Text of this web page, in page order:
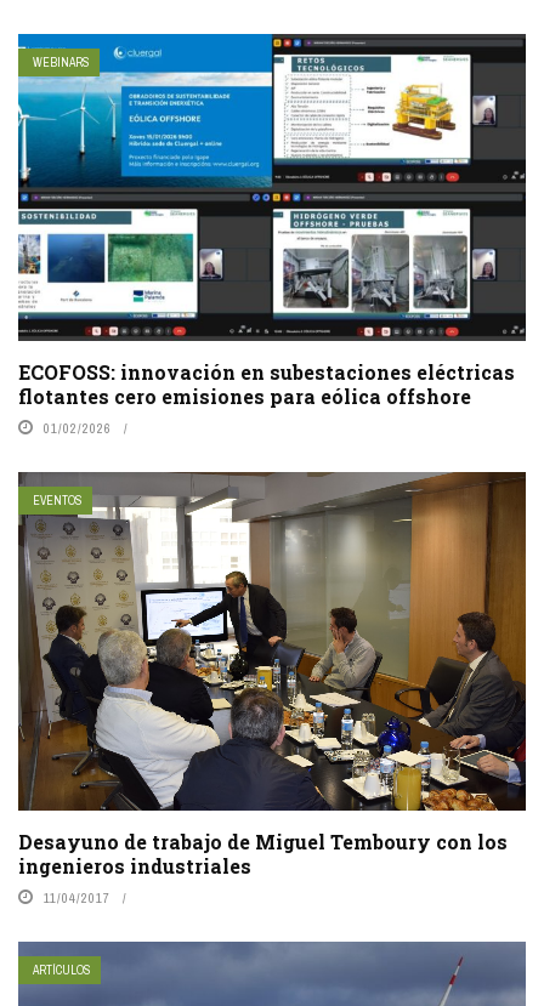
WEBINARS
ECOFOSS: innovación en subestaciones eléctricas
flotantes cero emisiones para eólica offshore
01/02/2026
EVENTOS
Desayuno de trabajo de Miguel Temboury con los
ingenieros industriales
11/04/2017
ARTÍCULOS